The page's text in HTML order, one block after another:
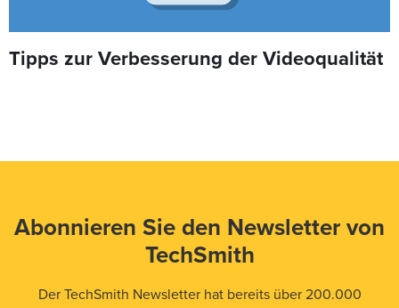
Tipps zur Verbesserung der Videoqualität
Abonnieren Sie den Newsletter von
TechSmith
Der TechSmith Newsletter hat bereits über 200.000